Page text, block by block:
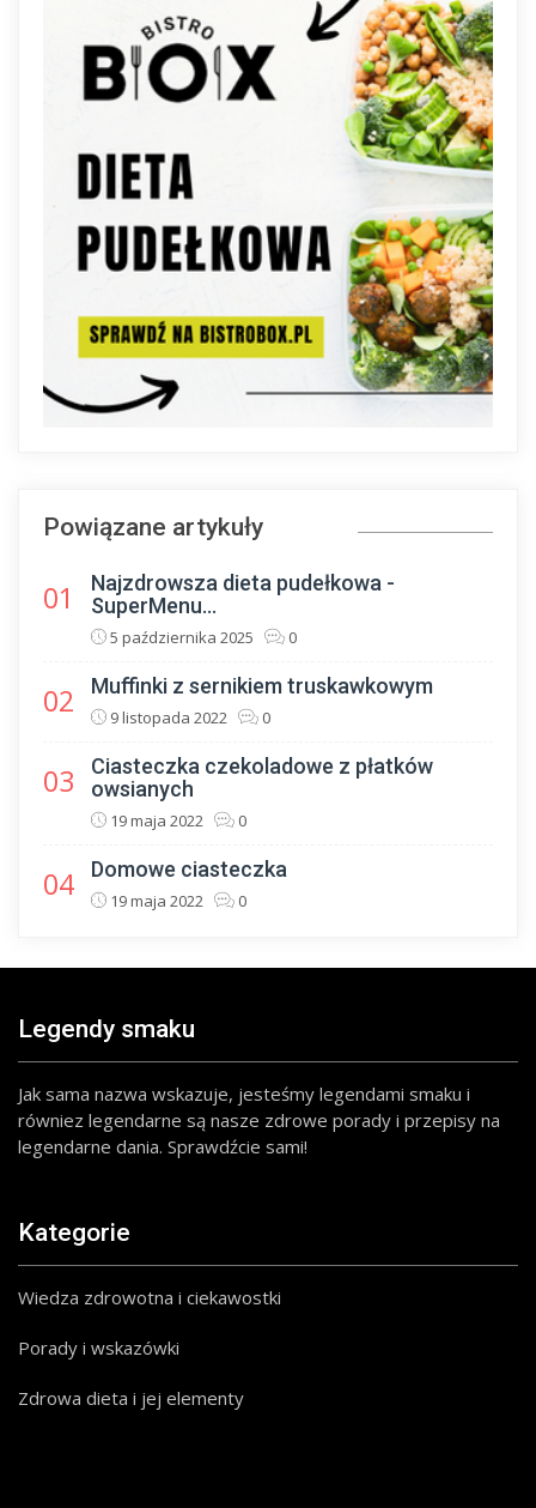
Powiązane artykuły
01
Najzdrowsza dieta pudełkowa -
SuperMenu...
5 października 2025 0
02 Muffinki z sernikiem truskawkowym
9 listopada 2022 0
03
Ciasteczka czekoladowe z płatków
owsianych
19 maja 2022 0
04 Domowe ciasteczka
19 maja 2022 0
Legendy smaku
Jak sama nazwa wskazuje, jesteśmy legendami smaku i
równiez legendarne są nasze zdrowe porady i przepisy na
legendarne dania. Sprawdźcie sami!
Kategorie
Wiedza zdrowotna i ciekawostki
Porady i wskazówki
Zdrowa dieta i jej elementy